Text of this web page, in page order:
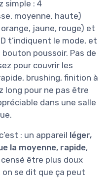
simple : 4
moyenne, haute)
jaune, rouge) et
t’indiquent le mode, et
poussoir. Pas de
pour couvrir les
brushing, finition à
long pour ne pas être
dans une salle
: un appareil léger,
la moyenne, rapide,
être plus doux
on se dit que ça peut